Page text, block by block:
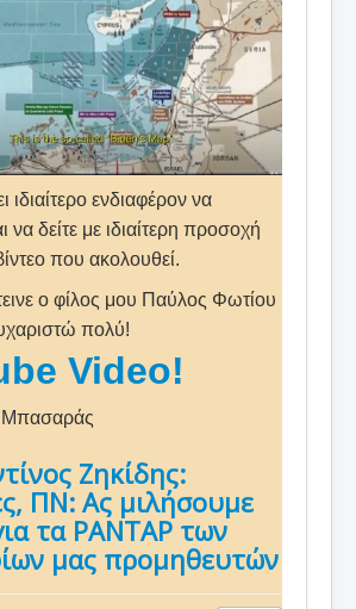
ιδιαίτερο ενδιαφέρον να
να δείτε με ιδιαίτερη προσοχή
που ακολουθεί.
ο φίλος μου Παύλος Φωτίου
πολύ!
Video!
Μπασαράς
Ζηκίδης:
ΠΝ: Ας μιλήσουμε
τα ΡΑΝΤΑΡ των
μας προμηθευτών